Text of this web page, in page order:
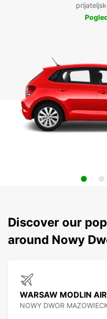
Discover our
around Nowy
WARSAW MODLIN
NOWY DWOR